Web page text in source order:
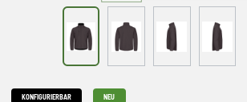
KONFIGURIERBAR NEU